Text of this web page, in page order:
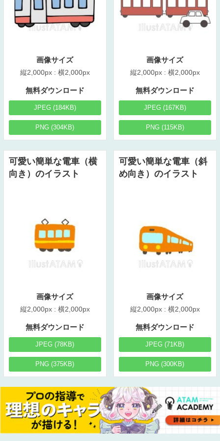
画像サイズ
縦2,000px : 横2,000px
無料ダウンロード
JPEG (184KB)
PNG (304KB)
画像サイズ
縦2,000px : 横2,000px
無料ダウンロード
JPEG (167KB)
PNG (115KB)
可愛い簡単な電車（横
向き）のイラスト
画像サイズ
縦2,000px : 横2,000px
無料ダウンロード
JPEG (78KB)
PNG (375KB)
可愛い簡単な電車（斜
め向き）のイラスト
画像サイズ
縦2,000px : 横2,000px
無料ダウンロード
JPEG (71KB)
PNG (300KB)